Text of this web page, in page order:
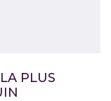
PLUS